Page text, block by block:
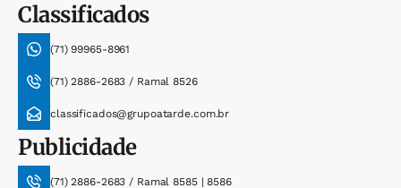
Classificados
(71) 99965-8961
(71) 2886-2683 / Ramal 8526
classificados@grupoatarde.com.br
Publicidade
(71) 2886-2683 / Ramal 8585 | 8586